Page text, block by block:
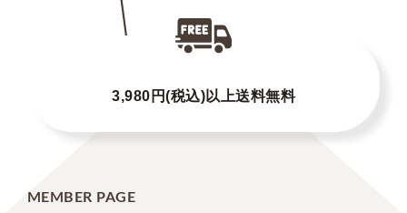
3,980円(税込)以上送料無料
MEMBER PAGE